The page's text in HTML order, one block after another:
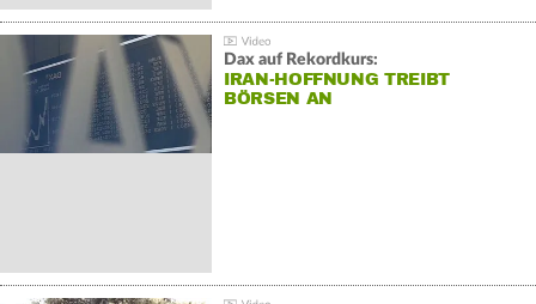
Dax auf Rekordkurs:
IRAN-HOFFNUNG TREIBT
BÖRSEN AN